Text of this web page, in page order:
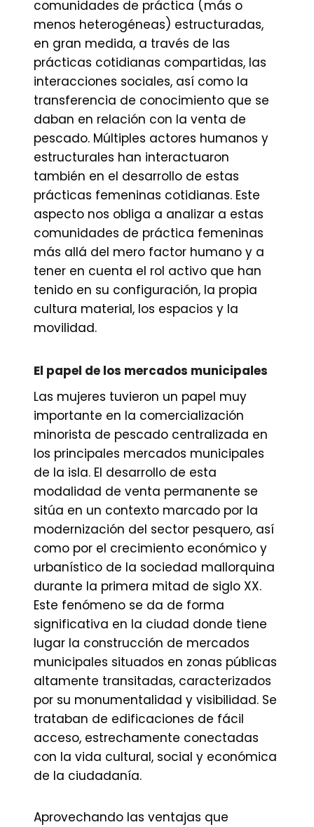
comunidades de práctica (más o
menos heterogéneas) estructuradas,
en gran medida, a través de las
prácticas cotidianas compartidas, las
interacciones sociales, así como la
transferencia de conocimiento que se
daban en relación con la venta de
pescado. Múltiples actores humanos y
estructurales han interactuaron
también en el desarrollo de estas
prácticas femeninas cotidianas. Este
aspecto nos obliga a analizar a estas
comunidades de práctica femeninas
más allá del mero factor humano y a
tener en cuenta el rol activo que han
tenido en su configuración, la propia
cultura material, los espacios y la
movilidad.
El papel de los mercados municipales
Las mujeres tuvieron un papel muy
importante en la comercialización
minorista de pescado centralizada en
los principales mercados municipales
de la isla. El desarrollo de esta
modalidad de venta permanente se
sitúa en un contexto marcado por la
modernización del sector pesquero, así
como por el crecimiento económico y
urbanístico de la sociedad mallorquina
durante la primera mitad de siglo XX.
Este fenómeno se da de forma
significativa en la ciudad donde tiene
lugar la construcción de mercados
municipales situados en zonas públicas
altamente transitadas, caracterizados
por su monumentalidad y visibilidad. Se
trataban de edificaciones de fácil
acceso, estrechamente conectadas
con la vida cultural, social y económica
de la ciudadanía.
Aprovechando las ventajas que